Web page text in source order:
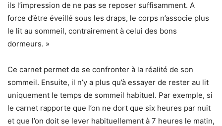
ils l’impression de ne pas se reposer suffisamment. A
force d’être éveillé sous les draps, le corps n’associe plus
le lit au sommeil, contrairement à celui des bons
dormeurs. »
Ce carnet permet de se confronter à la réalité de son
sommeil. Ensuite, il n’y a plus qu’à essayer de rester au lit
uniquement le temps de sommeil habituel. Par exemple, si
le carnet rapporte que l’on ne dort que six heures par nuit
et que l’on doit se lever habituellement à 7 heures le matin,